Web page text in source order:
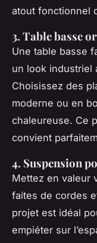
atout fonctionnel
3. Table basse
Une table basse
un look industriel
Choisissez des
moderne ou en
chaleureuse. Ce
convient
4. Suspension
Mettez en valeur
faites de cordes
projet est idéal
empiéter sur